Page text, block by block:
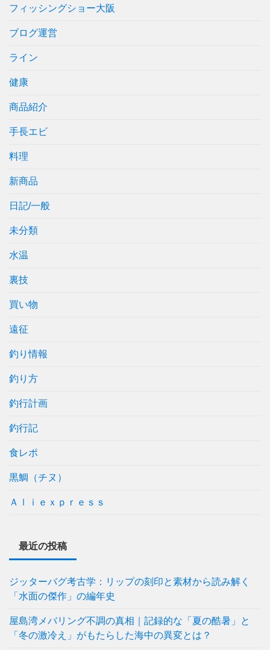
フィッシングショー大阪
ブログ運営
ライン
健康
商品紹介
手長エビ
料理
新商品
日記/一般
未分類
水温
裏技
買い物
遠征
釣り情報
釣り方
釣行計画
釣行記
食レポ
黒鯛（チヌ）
Ａｌｉｅｘｐｒｅｓｓ
最近の投稿
ジッターバグ考古学：リップの刻印と素材から読み解く
「水面の傑作」の編年史
屋島湾メバリング不調の真相｜記録的な「夏の酷暑」と
「冬の激冷え」がもたらした海中の異変とは？